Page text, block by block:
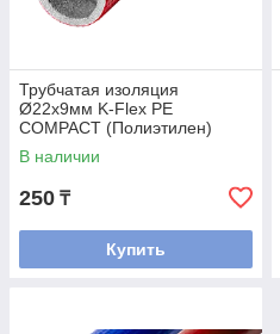
Трубчатая изоляция
Ø22х9мм K-Flex PE
COMPACT (Полиэтилен)
цвет: красный и синий
В наличии
250 ₸
Купить